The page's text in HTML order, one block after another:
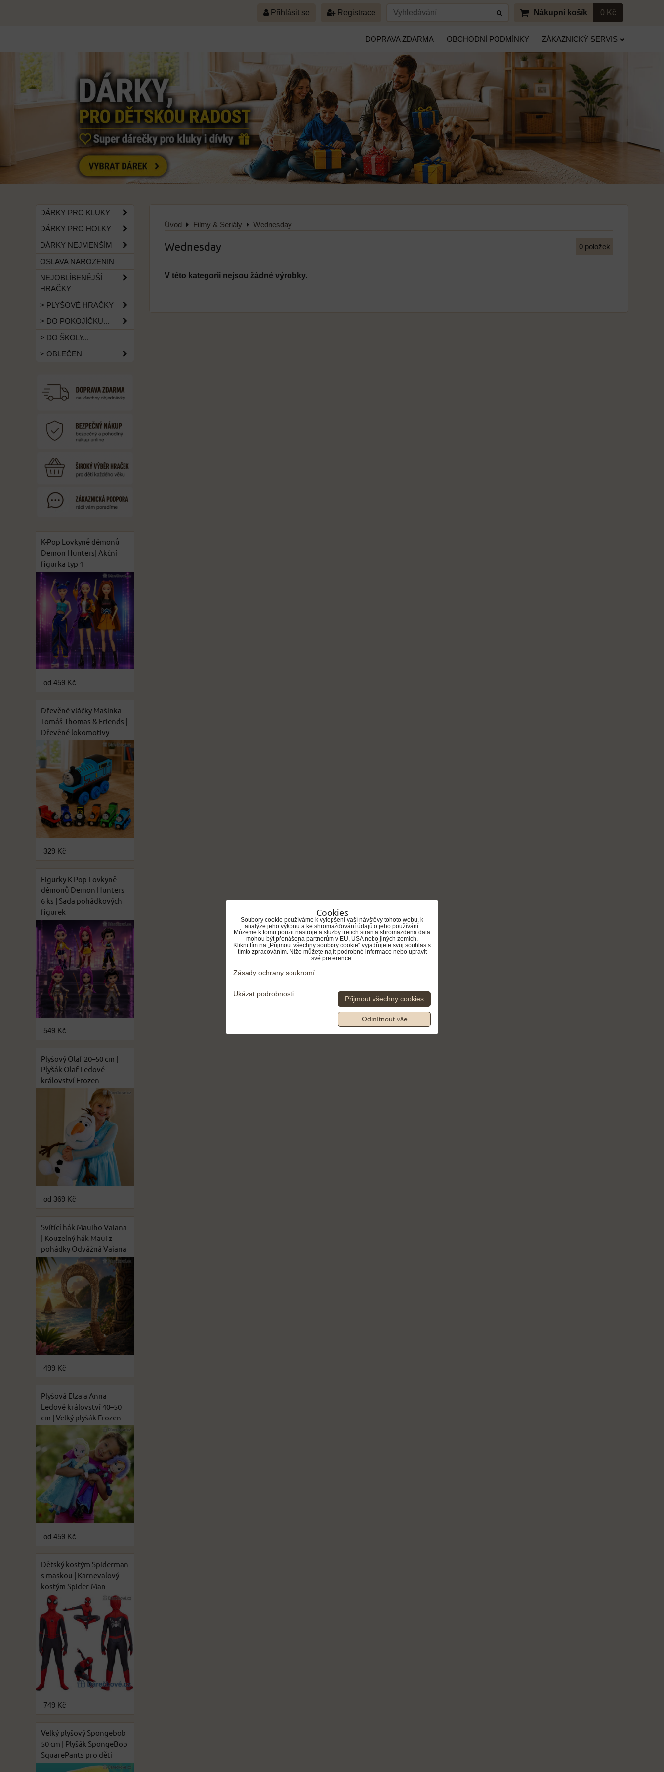
Přihlásit se Registrace Nákupní košík 0 Kč
DOPRAVA ZDARMA OBCHODNÍ PODMÍNKY ZÁKAZNICKÝ SERVIS
Úvod Filmy & Seriály Wednesday
Wednesday 0 položek
DÁRKY PRO KLUKY
DÁRKY PRO HOLKY
DÁRKY NEJMENŠÍM
OSLAVA NAROZENIN
NEJOBLÍBENĚJŠÍ
HRAČKY
> PLYŠOVÉ HRAČKY
> DO POKOJÍČKU...
> DO ŠKOLY...
> OBLEČENÍ
K-Pop Lovkyně démonů
Demon Hunters| Akční
figurka typ 1
od 459 Kč
Dřevěné vláčky Mašinka
Tomáš Thomas & Friends |
Dřevěné lokomotivy
329 Kč
Figurky K-Pop Lovkyně
démonů Demon Hunters
6 ks | Sada pohádkových
figurek
549 Kč
Plyšový Olaf 20–50 cm |
Plyšák Olaf Ledové
království Frozen
od 369 Kč
Svítící hák Mauiho Vaiana
| Kouzelný hák Maui z
pohádky Odvážná Vaiana
499 Kč
Plyšová Elza a Anna
Ledové království 40–50
cm | Velký plyšák Frozen
od 459 Kč
Dětský kostým Spiderman
s maskou | Karnevalový
kostým Spider-Man
749 Kč
Velký plyšový Spongebob
50 cm | Plyšák SpongeBob
SquarePants pro děti
Cookies
Soubory cookie používáme k vylepšení vaší návštěvy tohoto webu, k
analýze jeho výkonu a ke shromažďování údajů o jeho používání.
Můžeme k tomu použít nástroje a služby třetích stran a shromážděná data
mohou být přenášena partnerům v EU, USA nebo jiných zemích.
Kliknutím na „Přijmout všechny soubory cookie“ vyjadřujete svůj souhlas s
tímto zpracováním. Níže můžete najít podrobné informace nebo upravit
své preference.
Zásady ochrany soukromí
Ukázat podrobnosti
Přijmout všechny cookies
Odmítnout vše